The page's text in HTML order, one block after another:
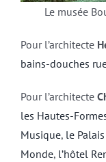
Le musée
Pour l’architecte
bains-douches
Pour l’architecte
les Hautes-
Musique, le
Monde, l’hôtel